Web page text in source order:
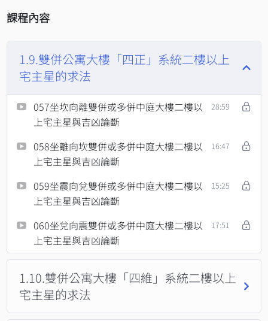
課程內容
1.9.雙併公寓大樓「四正」系統二樓以上
宅主星的求法
057坐坎向離雙併或多併中庭大樓二樓以
上宅主星與吉凶論斷
28:59
058坐離向坎雙併或多併中庭大樓二樓以
上宅主星與吉凶論斷
16:47
059坐震向兌雙併或多併中庭大樓二樓以
上宅主星與吉凶論斷
15:25
060坐兌向震雙併或多併中庭大樓二樓以
上宅主星與吉凶論斷
17:51
1.10.雙併公寓大樓「四維」系統二樓以上
宅主星的求法